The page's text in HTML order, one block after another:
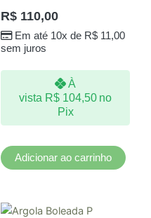
R$ 110,00
Em até 10x de R$11,00
sem juros
À
vista R$104,50 no
Pix
Adicionar ao carrinho